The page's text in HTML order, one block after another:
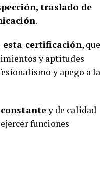
traslado de
.
esta certificación, que
y aptitudes
y apego a la
y de calidad
funciones